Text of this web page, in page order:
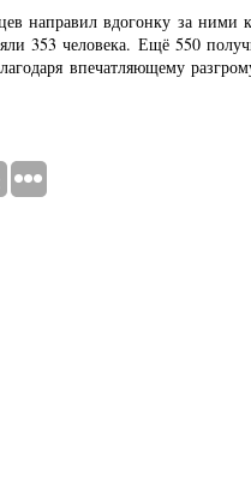
направил вдогонку за
353 человека. Ещё 550
впечатляющему